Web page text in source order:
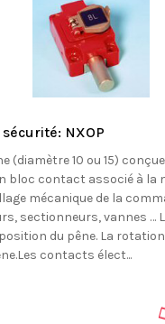
NXOP
(diamètre 10 ou 15)
bloc contact associé à la
mécanique de la
sectionneurs, vannes …
du pêne. La
contacts élect...